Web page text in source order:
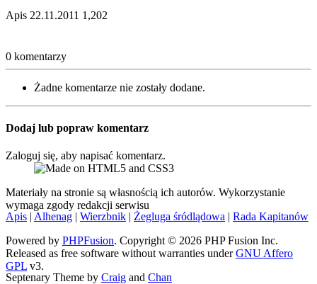
Apis 22.11.2011 1,202
0 komentarzy
Żadne komentarze nie zostały dodane.
Dodaj lub popraw komentarz
Zaloguj się, aby napisać komentarz.
Materiały na stronie są własnością ich autorów. Wykorzystanie
wymaga zgody redakcji serwisu
Apis | Alhenag | Wierzbnik | Żegluga śródlądowa | Rada Kapitanów
Powered by PHPFusion. Copyright © 2026 PHP Fusion Inc.
Released as free software without warranties underGNU Affero
GPL v3.
Septenary Theme by Craig and Chan